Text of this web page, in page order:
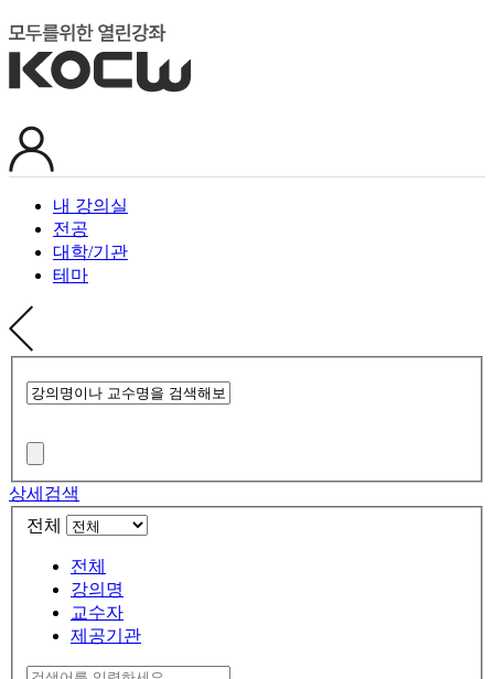
내 강의실
전공
대학/기관
테마
상세검색
전체
전체
강의명
교수자
제공기관